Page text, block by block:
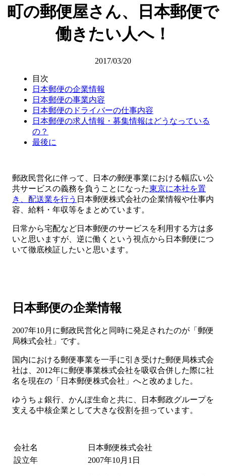
町の郵便屋さん、日本郵便で
働きたい人へ！
2017/03/20
目次
日本郵便の企業情報
日本郵便の事業内容
日本郵便のドライバーの仕事内容
日本郵便の求人情報・募集情報はどうなっている
の？
最後に
郵政民営化に伴って、日本の郵便事業における幅広い公
共サービスの義務を負うことになった東京に本社を置
き、配送業を行う 日本郵便株式会社の企業情報や仕事内
容、給料・年収等をまとめています。
日常から宅配など日本郵便のサービスを利用する方は多
いと思いますが、逆に働くという視点から日本郵便につ
いて徹底検証したいと思います。
日本郵便の企業情報
2007年10月に郵政民営化と同時に発足されたのが「郵便
局株式会社」です。
国内における郵便事業を一手に引き受けた郵便局株式会
社は、2012年に郵便事業株式会社を吸収合併した際に社
名を現在の「日本郵便株式会社」へと改めました。
ゆうちょ銀行、かんぽ生命と共に、日本郵政グループを
支える中核企業として大きな役割を担っています。
会社名
日本郵便株式会社
設立年
2007年10月1日